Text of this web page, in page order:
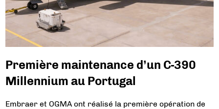
Première maintenance d’un C-390
Millennium au Portugal
Embraer et OGMA ont réalisé la première opération de